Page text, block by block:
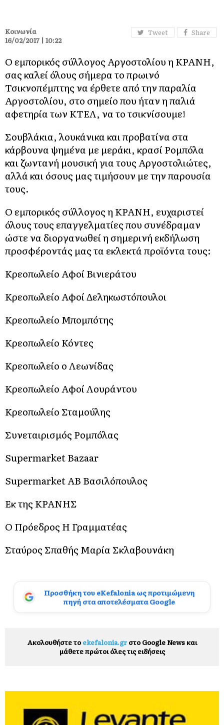
Tweet Share
Κοινωνία
16/02/2017 | 10:22
Ο εμπορικός σύλλογος Αργοστολίου η ΚΡΑΝΗ,
σας καλεί όλους σήμερα το πρωινό
Τσικνοπέμπτης να έρθετε από την παραλία
Αργοστολίου, στο σημείο που ήταν η παλιά
αφετηρία των ΚΤΕΛ, να το τσικνίσουμε!
Σουβλάκια, λουκάνικα και προβατίνα στα
κάρβουνα ψημένα με μεράκι, κρασί Ρομπόλα
και ζωντανή μουσική για τους Αργοστολιώτες,
αλλά και όσους μας τιμήσουν με την παρουσία
τους.
Ο εμπορικός σύλλογος η ΚΡΑΝΗ, ευχαριστεί
όλους τους επαγγελματίες που συνέδραμαν
ώστε να διοργανωθεί η σημερινή εκδήλωση
προσφέροντάς μας τα εκλεκτά προϊόντα τους:
Κρεοπωλείο Αφοί Βινιεράτου
Κρεοπωλείο Αφοί Δεληκωστόπουλοι
Κρεοπωλείο Μπομπότης
Κρεοπωλείο Κόντες
Κρεοπωλείο ο Λεωνίδας
Κρεοπωλείο Αφοί Λουράντου
Κρεοπωλείο Σταμούλης
Συνεταιρισμός Ρομπόλας
Supermarket Bazaar
Supermarket AB Βασιλόπουλος
Εκ της ΚΡΑΝΗΣ
Ο Πρόεδρος Η Γραμματέας
Σταύρος Σπαθής Μαρία Σκλαβουνάκη
Προσθήκη του eKefalonia ως προτιμώμενη
πηγή στα αποτελέσματα Google
Ακολουθήστε το ekefalonia.grστο Google News και
μάθετε πρώτοι όλες τις ειδήσεις